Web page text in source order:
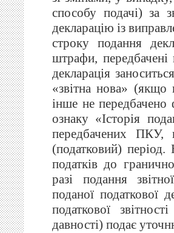
способу подачі) за
декларацію із
строку подання
штрафи,
декларація
«звітна нова»
інше не передбачено
ознаку «Історія
передбачених ПКУ,
(податковий) період.
податків до
разі подання
поданої податкової
податкової
давності) подає